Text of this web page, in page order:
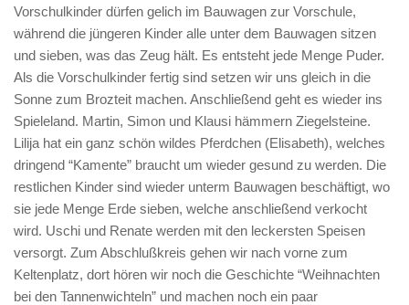
Waldwölfe
Bildergalerie
Galerie 2014/2015
Galerie 2012/2013
Die Klassiker
Login
Vorschulkinder dürfen gelich im Bauwagen zur Vorschule,
während die jüngeren Kinder alle unter dem Bauwagen sitzen
und sieben, was das Zeug hält. Es entsteht jede Menge Puder.
Als die Vorschulkinder fertig sind setzen wir uns gleich in die
Sonne zum Brozteit machen. Anschließend geht es wieder ins
Spieleland. Martin, Simon und Klausi hämmern Ziegelsteine.
Lilija hat ein ganz schön wildes Pferdchen (Elisabeth), welches
dringend “Kamente” braucht um wieder gesund zu werden. Die
restlichen Kinder sind wieder unterm Bauwagen beschäftigt, wo
sie jede Menge Erde sieben, welche anschließend verkocht
wird. Uschi und Renate werden mit den leckersten Speisen
versorgt. Zum Abschlußkreis gehen wir nach vorne zum
Keltenplatz, dort hören wir noch die Geschichte “Weihnachten
bei den Tannenwichteln” und machen noch ein paar